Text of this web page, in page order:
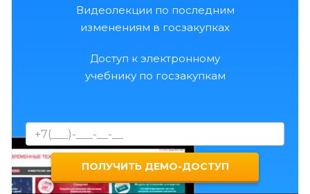
Видеолекции по последним
изменениям в госзакупках
Доступ к электронному
учебнику по госзакупкам